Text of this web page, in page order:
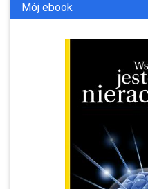
Mój ebook